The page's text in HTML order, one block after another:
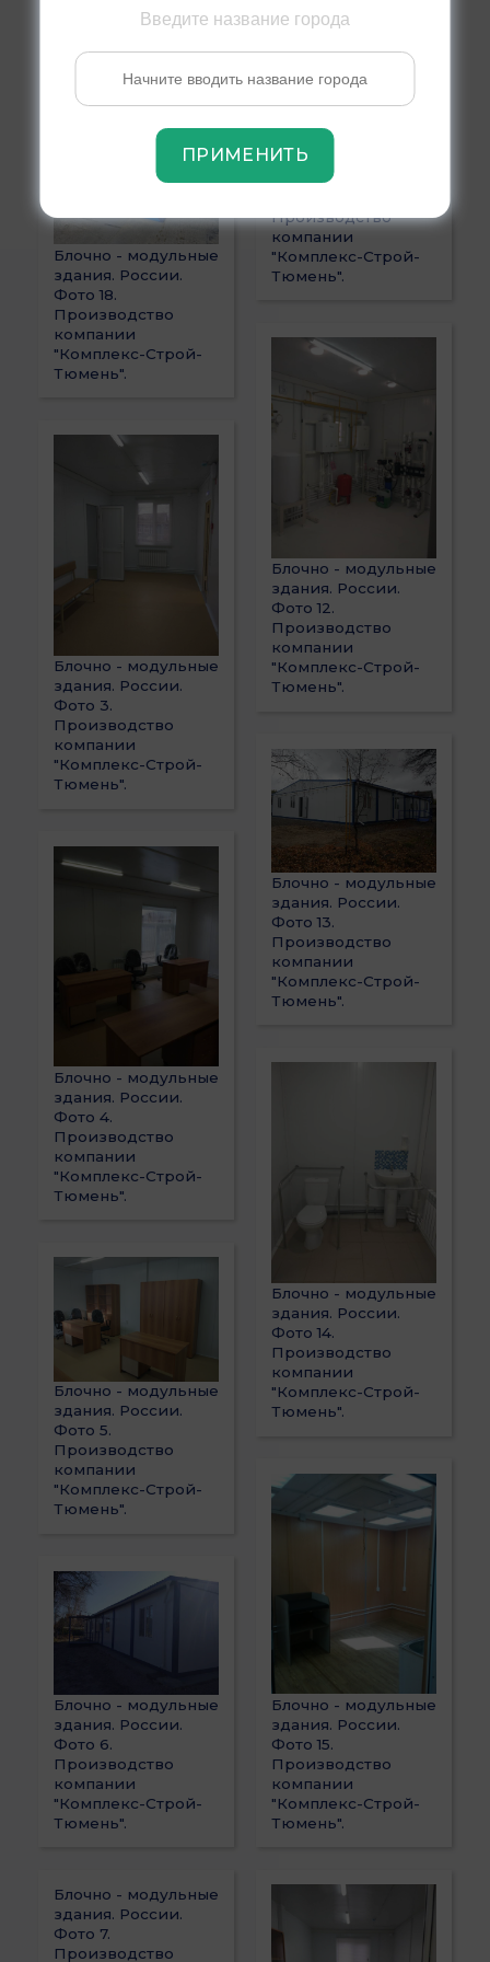
Блочно - модульные
здания. России.
Фото 18.
Производство
компании
"Комплекс-Строй-
Тюмень".
Блочно - модульные
здания. России.
Фото 3.
Производство
компании
"Комплекс-Строй-
Тюмень".
Блочно - модульные
здания. России.
Фото 4.
Производство
компании
"Комплекс-Строй-
Тюмень".
Блочно - модульные
здания. России.
Фото 5.
Производство
компании
"Комплекс-Строй-
Тюмень".
Блочно - модульные
здания. России.
Фото 6.
Производство
компании
"Комплекс-Строй-
Тюмень".
Блочно - модульные
здания. России.
Фото 7.
Производство
Блочно - модульные
здания. России.
Производство
компании
"Комплекс-Строй-
Тюмень".
Блочно - модульные
здания. России.
Фото 12.
Производство
компании
"Комплекс-Строй-
Тюмень".
Блочно - модульные
здания. России.
Фото 13.
Производство
компании
"Комплекс-Строй-
Тюмень".
Блочно - модульные
здания. России.
Фото 14.
Производство
компании
"Комплекс-Строй-
Тюмень".
Блочно - модульные
здания. России.
Фото 15.
Производство
компании
"Комплекс-Строй-
Тюмень".
Введите название города
ПРИМЕНИТЬ